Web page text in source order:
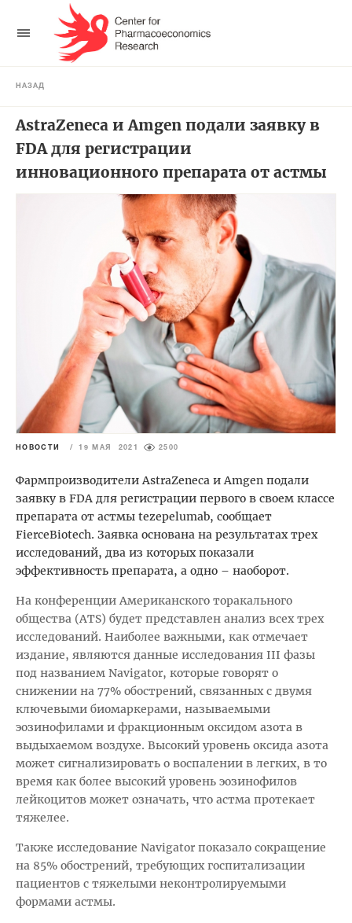
НАЗАД
AstraZeneca и Amgen подали заявку в
FDA для регистрации
инновационного препарата от астмы
НОВОСТИ / 19 МАЯ 2021 2500
Фармпроизводители AstraZeneca и Amgen подали
заявку в FDA для регистрации первого в своем классе
препарата от астмы tezepelumab, сообщает
FierceBiotech. Заявка основана на результатах трех
исследований, два из которых показали
эффективность препарата, а одно – наоборот.
На конференции Американского торакального
общества (ATS) будет представлен анализ всех трех
исследований. Наиболее важными, как отмечает
издание, являются данные исследования III фазы
под названием Navigator, которые говорят о
снижении на 77% обострений, связанных с двумя
ключевыми биомаркерами, называемыми
эозинофилами и фракционным оксидом азота в
выдыхаемом воздухе. Высокий уровень оксида азота
может сигнализировать о воспалении в легких, в то
время как более высокий уровень эозинофилов
лейкоцитов может означать, что астма протекает
тяжелее.
Также исследование Navigator показало сокращение
на 85% обострений, требующих госпитализации
пациентов с тяжелыми неконтролируемыми
формами астмы.